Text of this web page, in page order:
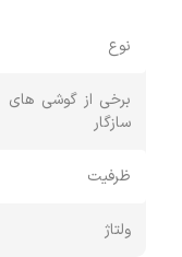
نوع
برخی از گوشی های
سازگار
ظرفیت
ولتاژ